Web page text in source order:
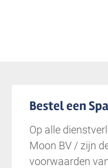
Bestel een
Op alle
Moon BV / zijn
voorwaarden